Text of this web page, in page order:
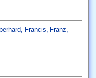
Francis Franz